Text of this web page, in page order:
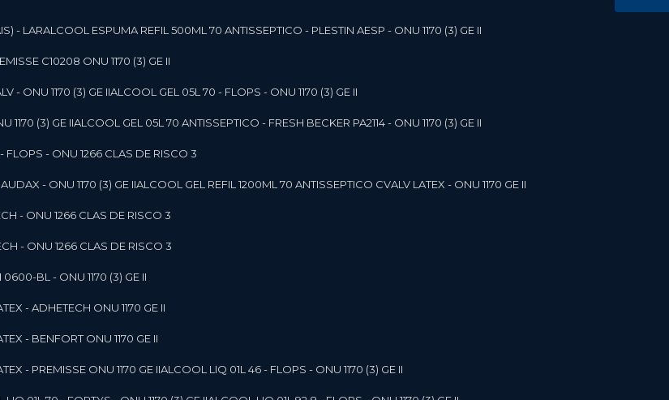
- LAR ALCOOL ESPUMA REFIL 500ML 70 ANTISSEPTICO - PLESTIN AESP - ONU 1170 (3) GE II
C10208 ONU 1170 (3) GE II
- ONU 1170 (3) GE II ALCOOL GEL 05L 70 - FLOPS - ONU 1170 (3) GE II
1170 (3) GE II ALCOOL GEL 05L 70 ANTISSEPTICO - FRESH BECKER PA2114 - ONU 1170 (3) GE II
FLOPS - ONU 1266 CLAS DE RISCO 3
- ONU 1170 (3) GE II ALCOOL GEL REFIL 1200ML 70 ANTISSEPTICO CVALV LATEX - ONU 1170 GE II
- ONU 1266 CLAS DE RISCO 3
- ONU 1266 CLAS DE RISCO 3
0600-BL - ONU 1170 (3) GE II
- ADHETECH ONU 1170 GE II
- BENFORT ONU 1170 GE II
- PREMISSE ONU 1170 GE II ALCOOL LIQ 01L 46 - FLOPS - ONU 1170 (3) GE II